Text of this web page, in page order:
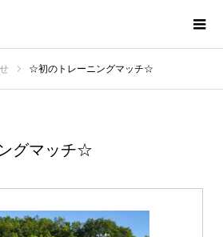
☆初のトレーニングマッチ☆
グマッチ☆